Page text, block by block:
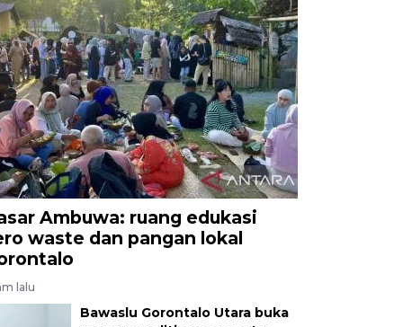
Ambuwa: ruang edukasi
waste dan pangan lokal
lalu
Bawaslu Gorontalo Utara buka